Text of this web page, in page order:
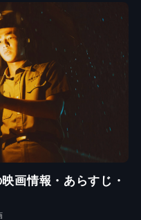
画情報・あらすじ・